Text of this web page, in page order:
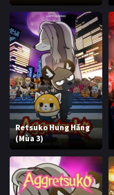
Retsuko Hung Hăng
(Mùa 3)